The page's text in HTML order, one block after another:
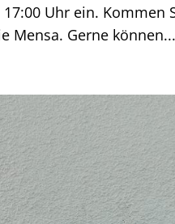
Uhr ein. Kommen
Mensa. Gerne